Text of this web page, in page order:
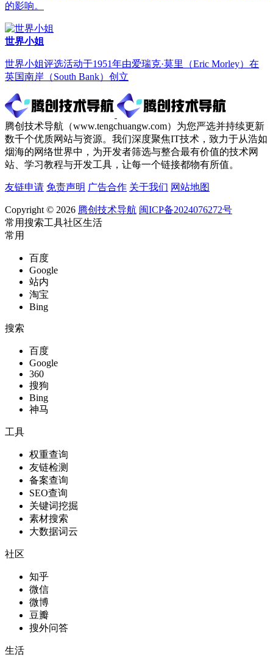
的影响。
世界小姐
世界小姐评选活动于1951年由爱瑞克·莫里（Eric Morley）在
英国南岸（South Bank）创立
腾创技术导航（www.tengchuangw.com）为您严选并持续更新
数千个优质网站与资源。我们深度聚焦IT技术，致力于从浩如
烟海的网络世界中，为开发者筛选与整合最有价值的技术网
站、学习教程与开发工具，让每一个链接都物有所值。
友链申请 免责声明 广告合作 关于我们 网站地图
Copyright © 2026 腾创技术导航 闽ICP备2024076272号
常用搜索工具社区生活
常用
百度
Google
站内
淘宝
Bing
搜索
百度
Google
360
搜狗
Bing
神马
工具
权重查询
友链检测
备案查询
SEO查询
关键词挖掘
素材搜索
大数据词云
社区
知乎
微信
微博
豆瓣
搜外问答
生活